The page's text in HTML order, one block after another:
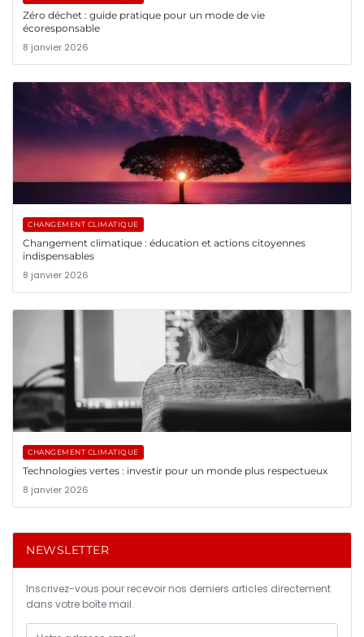
Zéro déchet : guide pratique pour un mode de vie
écoresponsable
8 janvier 2026
CHANGEMENT CLIMATIQUE
Changement climatique : éducation et actions citoyennes
indispensables
8 janvier 2026
CHANGEMENT CLIMATIQUE
Technologies vertes : investir pour un monde plus respectueux
8 janvier 2026
NEWSLETTER
Inscrivez-vous pour recevoir nos derniers articles directement
dans votre boîte mail.